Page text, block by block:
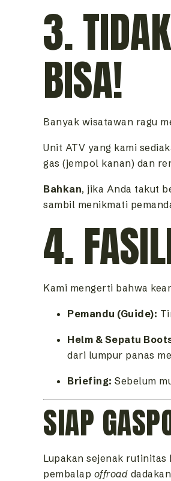
3.
BISA!
Banyak wisatawan ragu
Unit ATV yang kami
gas (jempol kanan) dan
Bahkan, jika Anda takut
sambil menikmati
4.
Kami mengerti bahwa
Pemandu (Guide):
Helm & Sepatu
dari lumpur panas
Briefing: Sebelum
SIAP
Lupakan sejenak rutinitas
pembalap offroad